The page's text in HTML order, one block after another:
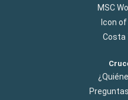
MSC
Icon
Costa